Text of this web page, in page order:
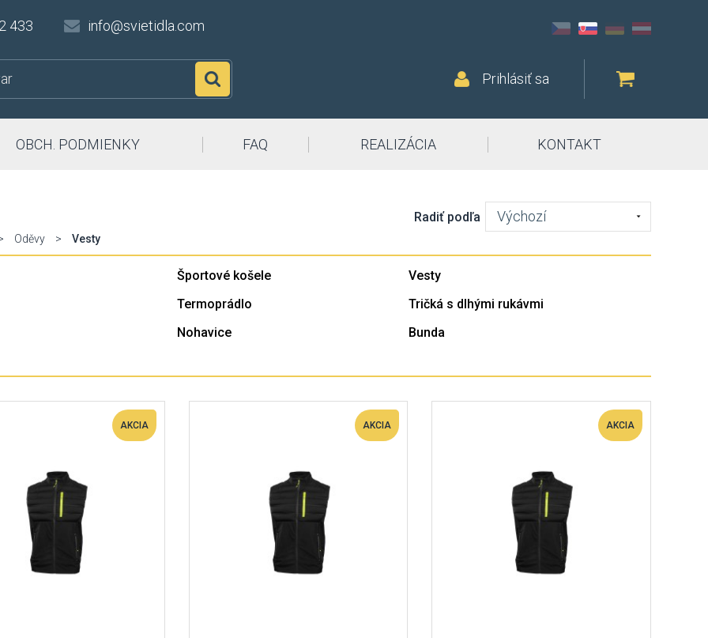
433 info@svietidla.com
Prihlásiť sa
OBCH. PODMIENKY FAQ REALIZÁCIA KONTAKT
Oděvy > Vesty
Radiť podľa Výchozí
Športové košele
Vesty
Termoprádlo
Tričká s dlhými rukávmi
Nohavice
Bunda
AKCIA AKCIA AKCIA